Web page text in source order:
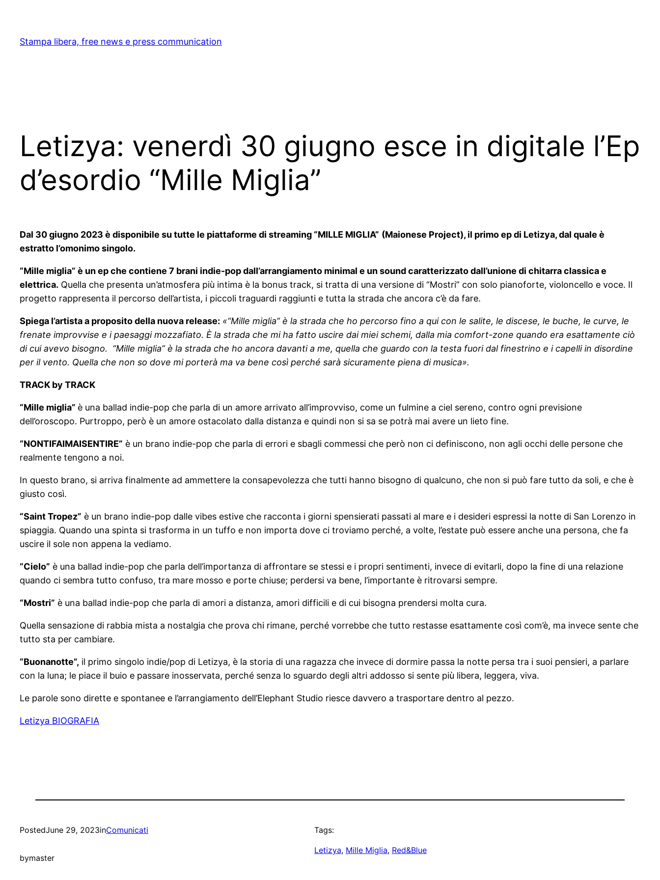
content
Stampa libera, free news e press communication
Letizya: venerdì 30 giugno esce in digitale l’Ep
d’esordio “Mille Miglia”
Dal 30 giugno 2023 è disponibile su tutte le piattaforme di streaming “MILLE MIGLIA” (Maionese Project), il primo ep di Letizya, dal quale è
estratto l’omonimo singolo.
“Mille miglia” è un ep che contiene 7 brani indie-pop dall’arrangiamento minimal e un sound caratterizzato dall’unione di chitarra classica e
elettrica. Quella che presenta un’atmosfera più intima è la bonus track, si tratta di una versione di “Mostri” con solo pianoforte, violoncello e voce. Il
progetto rappresenta il percorso dell’artista, i piccoli traguardi raggiunti e tutta la strada che ancora c’è da fare.
Spiega l’artista a proposito della nuova release: «“Mille miglia” è la strada che ho percorso fino a qui con le salite, le discese, le buche, le curve, le
frenate improvvise e i paesaggi mozzafiato. È la strada che mi ha fatto uscire dai miei schemi, dalla mia comfort-zone quando era esattamente ciò
di cui avevo bisogno. “Mille miglia” è la strada che ho ancora davanti a me, quella che guardo con la testa fuori dal finestrino e i capelli in disordine
per il vento. Quella che non so dove mi porterà ma va bene così perché sarà sicuramente piena di musica».
TRACK by TRACK
“Mille miglia” è una ballad indie-pop che parla di un amore arrivato all’improvviso, come un fulmine a ciel sereno, contro ogni previsione
dell’oroscopo. Purtroppo, però è un amore ostacolato dalla distanza e quindi non si sa se potrà mai avere un lieto fine.
“NONTIFAIMAISENTIRE” è un brano indie-pop che parla di errori e sbagli commessi che però non ci definiscono, non agli occhi delle persone che
realmente tengono a noi.
In questo brano, si arriva finalmente ad ammettere la consapevolezza che tutti hanno bisogno di qualcuno, che non si può fare tutto da soli, e che è
giusto così.
“Saint Tropez” è un brano indie-pop dalle vibes estive che racconta i giorni spensierati passati al mare e i desideri espressi la notte di San Lorenzo in
spiaggia. Quando una spinta si trasforma in un tuffo e non importa dove ci troviamo perché, a volte, l’estate può essere anche una persona, che fa
uscire il sole non appena la vediamo.
“Cielo” è una ballad indie-pop che parla dell’importanza di affrontare se stessi e i propri sentimenti, invece di evitarli, dopo la fine di una relazione
quando ci sembra tutto confuso, tra mare mosso e porte chiuse; perdersi va bene, l’importante è ritrovarsi sempre.
“Mostri” è una ballad indie-pop che parla di amori a distanza, amori difficili e di cui bisogna prendersi molta cura.
Quella sensazione di rabbia mista a nostalgia che prova chi rimane, perché vorrebbe che tutto restasse esattamente così com’è, ma invece sente che
tutto sta per cambiare.
“Buonanotte”, il primo singolo indie/pop di Letizya, è la storia di una ragazza che invece di dormire passa la notte persa tra i suoi pensieri, a parlare
con la luna; le piace il buio e passare inosservata, perché senza lo sguardo degli altri addosso si sente più libera, leggera, viva.
Le parole sono dirette e spontanee e l’arrangiamento dell’Elephant Studio riesce davvero a trasportare dentro al pezzo.
Letizya BIOGRAFIA
PostedJune 29, 2023inComunicati
bymaster
Tags:
Letizya, Mille Miglia, Red&Blue